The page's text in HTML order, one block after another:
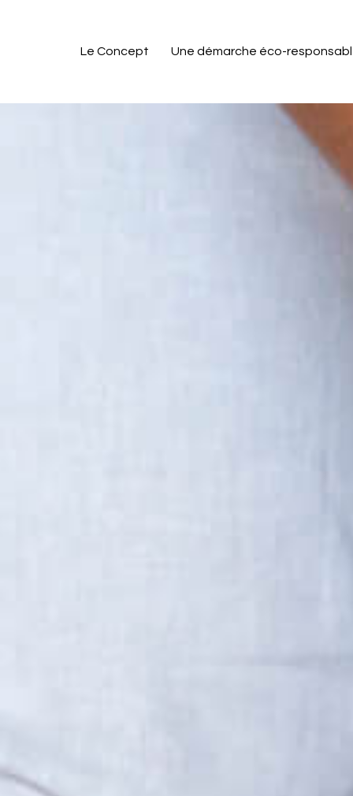
Le Concept Une démarche éco-